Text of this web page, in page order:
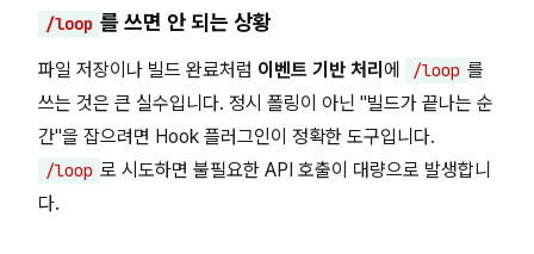
/loop 를 쓰면 안 되는 상황
파일 저장이나 빌드 완료처럼 이벤트 기반 처리 에 /loop 를
쓰는 것은 큰 실수입니다. 정시 폴링이 아닌 "빌드가 끝나는 순
간"을 잡으려면 Hook 플러그인이 정확한 도구입니다.
/loop 로 시도하면 불필요한 API 호출이 대량으로 발생합니
다.